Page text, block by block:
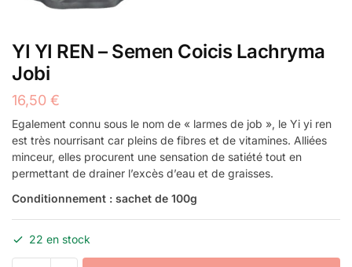
YI YI REN – Semen Coicis Lachryma
Jobi
16,50 €
Egalement connu sous le nom de « larmes de job », le Yi yi ren
est très nourrisant car pleins de fibres et de vitamines. Alliées
minceur, elles procurent une sensation de satiété tout en
permettant de drainer l’excès d’eau et de graisses.
Conditionnement : sachet de 100g
22 en stock